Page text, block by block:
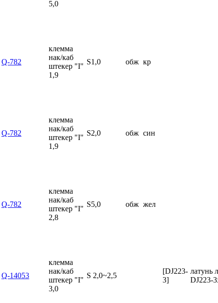
5,0
Q-782
клемма
нак/каб
штекер "I"
1,9
S1,0 обж кр
Q-782
клемма
нак/каб
штекер "I"
1,9
S2,0 обж син
Q-782
клемма
нак/каб
штекер "I"
2,8
S5,0 обж жел
Q-14053
клемма
нак/каб
штекер "I"
3,0
S 2,0~2,5
[DJ223-
3]
латунь
DJ223-